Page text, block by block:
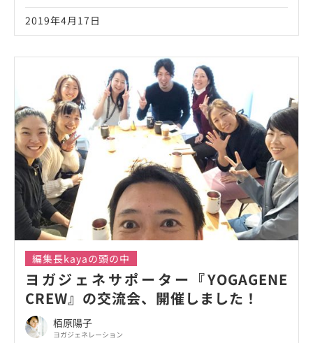
2019年4月17日
編集長kayaの頭の中
ヨガジェネサポーター『YOGAGENE
CREW』の交流会、開催しました！
栢原陽子
ヨガジェネレーション